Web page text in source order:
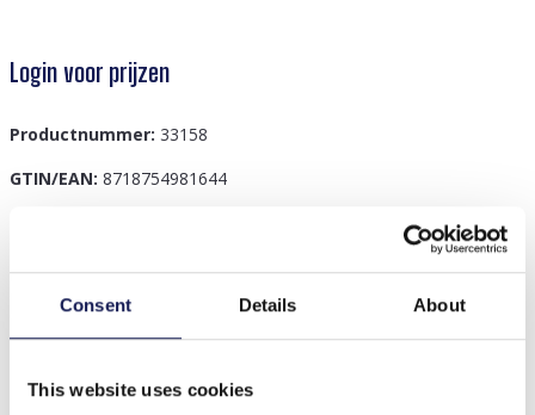
Consent Details About
This website uses cookies
Login voor prijzen
Productnummer: 33158
GTIN/EAN: 8718754981644
Beschrijving
G-B12.1 Cotton Banner Budha Quote XL 74x43cm